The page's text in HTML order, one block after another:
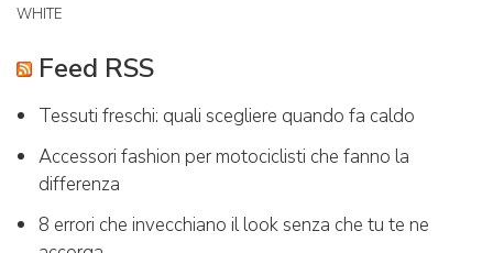
WHITE
Feed RSS
Tessuti freschi: quali scegliere quando fa caldo
Accessori fashion per motociclisti che fanno la
differenza
8 errori che invecchiano il look senza che tu te ne